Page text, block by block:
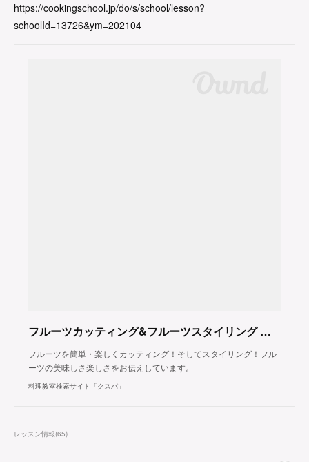
https://cookingschool.jp/do/s/school/lesson?
schoolId=13726&ym=202104
フルーツカッティング&フルーツスタイリング カラフルフルーツ（東京都大田区）
フルーツを簡単・楽しくカッティング！そしてスタイリング！フル
ーツの美味しさ楽しさをお伝えしています。
料理教室検索サイト「クスパ」
レッスン情報(65)